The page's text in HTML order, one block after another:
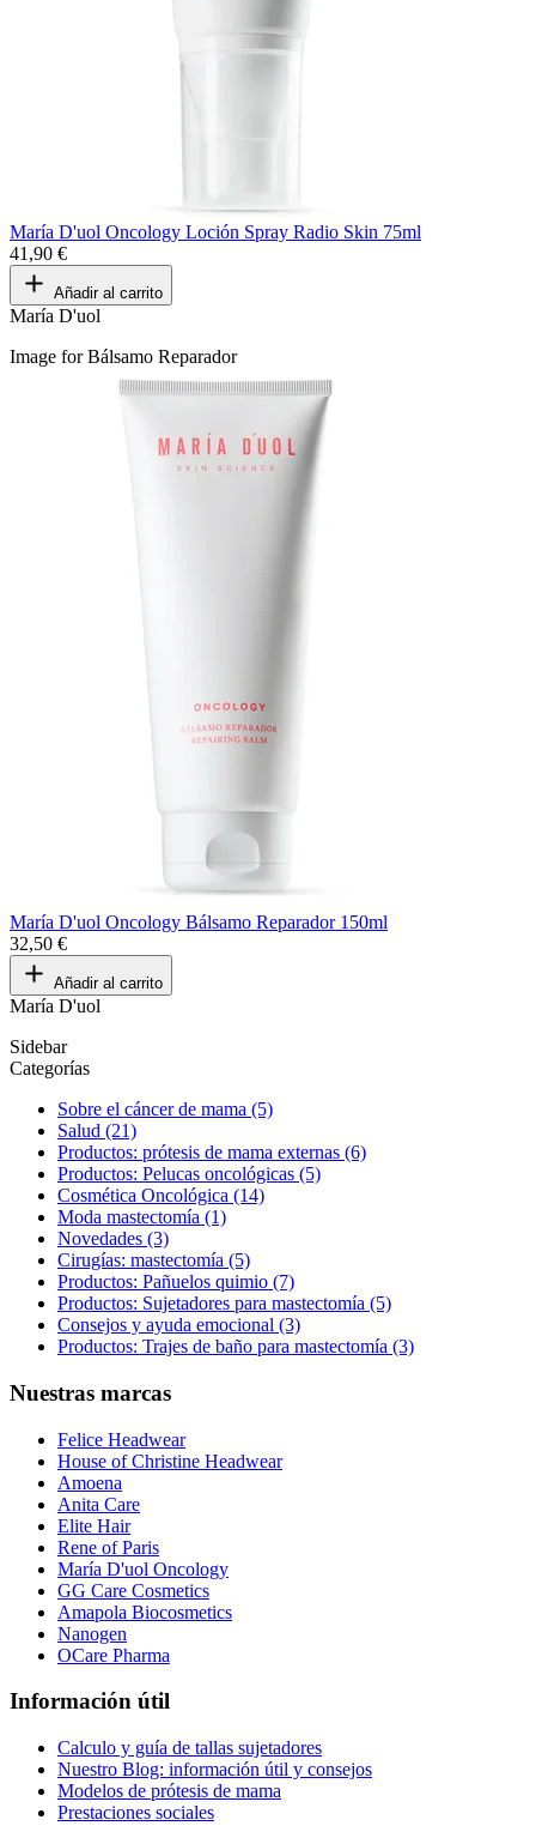
María D'uol Oncology Loción Spray Radio Skin 75ml
41,90 €
Añadir al carrito
María D'uol
Image for Bálsamo Reparador
María D'uol Oncology Bálsamo Reparador 150ml
32,50 €
Añadir al carrito
María D'uol
Sidebar
Categorías
Sobre el cáncer de mama (5)
Salud (21)
Productos: prótesis de mama externas (6)
Productos: Pelucas oncológicas (5)
Cosmética Oncológica (14)
Moda mastectomía (1)
Novedades (3)
Cirugías: mastectomía (5)
Productos: Pañuelos quimio (7)
Productos: Sujetadores para mastectomía (5)
Consejos y ayuda emocional (3)
Productos: Trajes de baño para mastectomía (3)
Nuestras marcas
Felice Headwear
House of Christine Headwear
Amoena
Anita Care
Elite Hair
Rene of Paris
María D'uol Oncology
GG Care Cosmetics
Amapola Biocosmetics
Nanogen
OCare Pharma
Información útil
Calculo y guía de tallas sujetadores
Nuestro Blog: información útil y consejos
Modelos de prótesis de mama
Prestaciones sociales